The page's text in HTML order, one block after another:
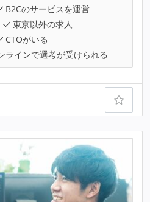
B2Cのサービスを運営
東京以外の求人
CTOがいる
ラインで選考が受けられる